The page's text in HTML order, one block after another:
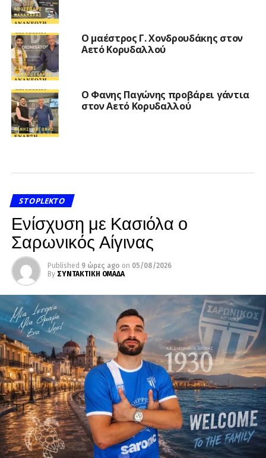
Ο μαέστρος Γ. Χονδρουδάκης στον
Αετό Κορυδαλλού
Ο Φανης Παγώνης προβάρει γάντια
στον Αετό Κορυδαλλού
STOPLEKTO
Ενίσχυση με Κασιόλα ο
Σαρωνικός Αίγινας
Published 9 ώρες ago on 05/08/2026
By ΣΥΝΤΑΚΤΙΚΗ ΟΜΑΔΑ